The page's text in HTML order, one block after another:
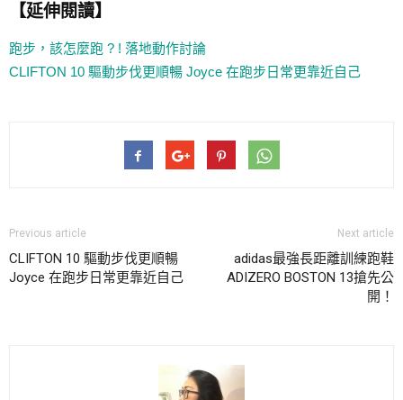
【延伸閱讀】
跑步，該怎麼跑 ? ! 落地動作討論
CLIFTON 10 驅動步伐更順暢 Joyce 在跑步日常更靠近自己
Previous article
CLIFTON 10 驅動步伐更順暢
Joyce 在跑步日常更靠近自己
Next article
adidas最強長距離訓練跑鞋
ADIZERO BOSTON 13搶先公
開！